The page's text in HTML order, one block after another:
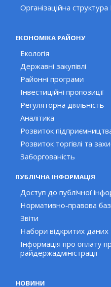
Організаційна
ЕКОНОМІКА РАЙОНУ
Екологія
Державні закупівлі
Районні програми
Інвестиційні пропозиції
Регуляторна діяльність
Аналітика
Розвиток
Розвиток торгівлі та
Заборгованість
ПУБЛІЧНА ІНФОРМАЦІЯ
Доступ до публічної
Нормативно-правова
Звіти
Набори відкритих даних
Інформація про оплату
райдержадміністрації
НОВИНИ